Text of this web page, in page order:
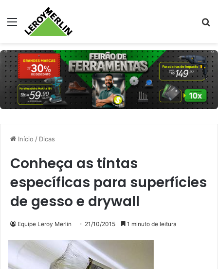
Menu
Início / Dicas
Conheça as tintas
específicas para superfícies
de gesso e drywall
Equipe Leroy Merlin 21/10/2015 1 minuto de leitura